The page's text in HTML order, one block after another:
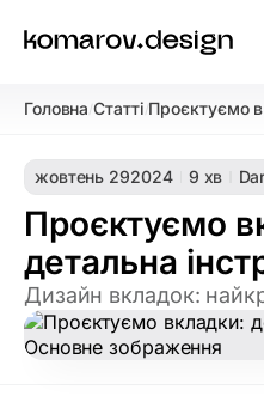
Головна/Статті/Проєктуємо
жовтень 292024 9 хв
Проєктуємо
детальна
Дизайн вкладок: